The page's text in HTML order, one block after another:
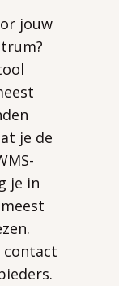
jouw
je de
je in
contact